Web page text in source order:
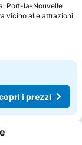
Port-la-Nouvelle
vicino alle attrazioni
i prezzi